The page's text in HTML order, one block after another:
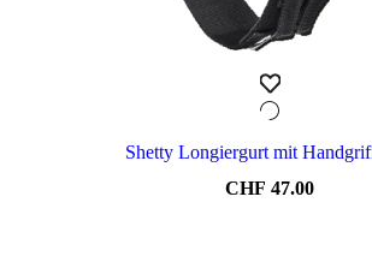
Shetty Longiergurt mit
CHF 47.00